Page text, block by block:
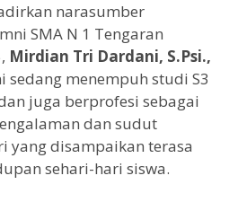
narasumber
SMA N 1 Tengaran
Mirdian Tri Dardani, S.Psi.,
sedang menempuh studi S3
juga berprofesi sebagai
dan sudut
yang disampaikan terasa
sehari-hari siswa.